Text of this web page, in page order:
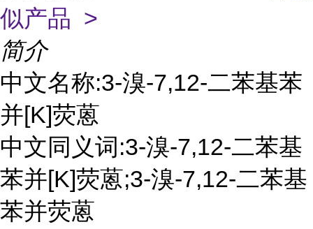
似产品 >
简介
中文名称:3-溴-7,12-二苯基苯
并[K]荧蒽
中文同义词:3-溴-7,12-二苯基
苯并[K]荧蒽;3-溴-7,12-二苯基
苯并荧蒽